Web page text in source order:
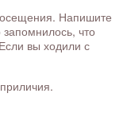
Напишите
что
вы ходили с